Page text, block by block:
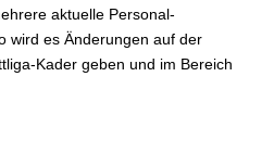
aktuelle Personal-
wird es Änderungen auf der
Kader geben und im Bereich